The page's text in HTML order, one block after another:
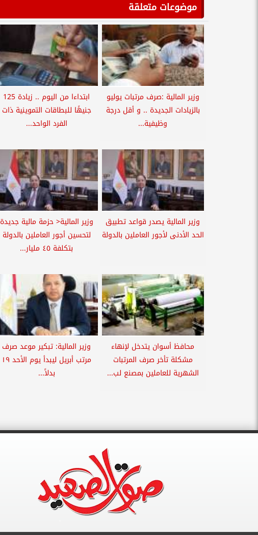
موضوعات متعلقة
وزير المالية :صرف مرتبات يوليو
بالزيادات الجديدة .. و أقل درجة
وظيفية...
ابتداءا من اليوم .. زيادة 125
جنيهًا للبطاقات التموينية ذات
الفرد الواحد...
وزير المالية يصدر قواعد تطبيق
الحد الأدنى لأجور العاملين بالدولة
وزير المالية< حزمة مالية جديدة
لتحسين أجور العاملين بالدولة
بتكلفة ٤٥ مليار...
محافظ أسوان يتدخل لإنهاء
مشكلة تأخر صرف المرتبات
الشهرية للعاملين بمصنع لب...
وزير المالية: تبكير موعد صرف
مرتب أبريل ليبدأ يوم الأحد ١٩
بدلاً...